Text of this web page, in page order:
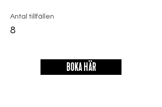
Antal tillfällen
8
BOKA HÄR